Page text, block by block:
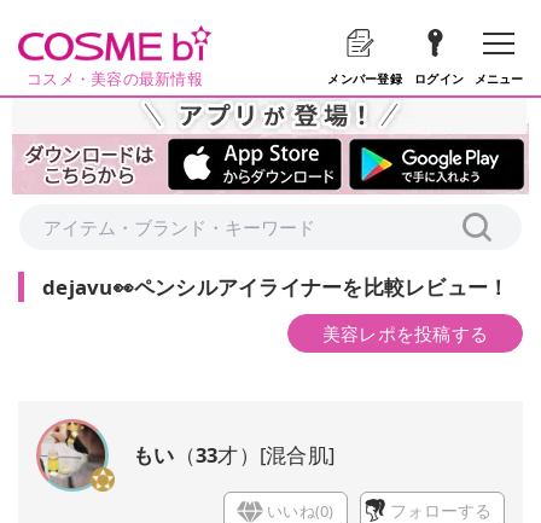
コスメ・美容の最新情報 メンバー登録 ログイン メニュー
dejavu👀ペンシルアイライナーを比較レビュー！
美容レポを投稿する
もい （33才） [混合肌]
いいね(0) フォローする